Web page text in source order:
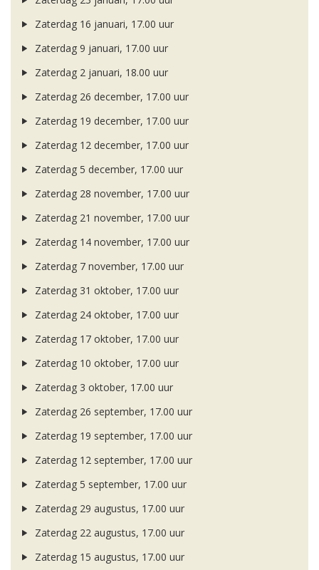
Zaterdag 16 januari, 17.00 uur
Zaterdag 9 januari, 17.00 uur
Zaterdag 2 januari, 18.00 uur
Zaterdag 26 december, 17.00 uur
Zaterdag 19 december, 17.00 uur
Zaterdag 12 december, 17.00 uur
Zaterdag 5 december, 17.00 uur
Zaterdag 28 november, 17.00 uur
Zaterdag 21 november, 17.00 uur
Zaterdag 14 november, 17.00 uur
Zaterdag 7 november, 17.00 uur
Zaterdag 31 oktober, 17.00 uur
Zaterdag 24 oktober, 17.00 uur
Zaterdag 17 oktober, 17.00 uur
Zaterdag 10 oktober, 17.00 uur
Zaterdag 3 oktober, 17.00 uur
Zaterdag 26 september, 17.00 uur
Zaterdag 19 september, 17.00 uur
Zaterdag 12 september, 17.00 uur
Zaterdag 5 september, 17.00 uur
Zaterdag 29 augustus, 17.00 uur
Zaterdag 22 augustus, 17.00 uur
Zaterdag 15 augustus, 17.00 uur